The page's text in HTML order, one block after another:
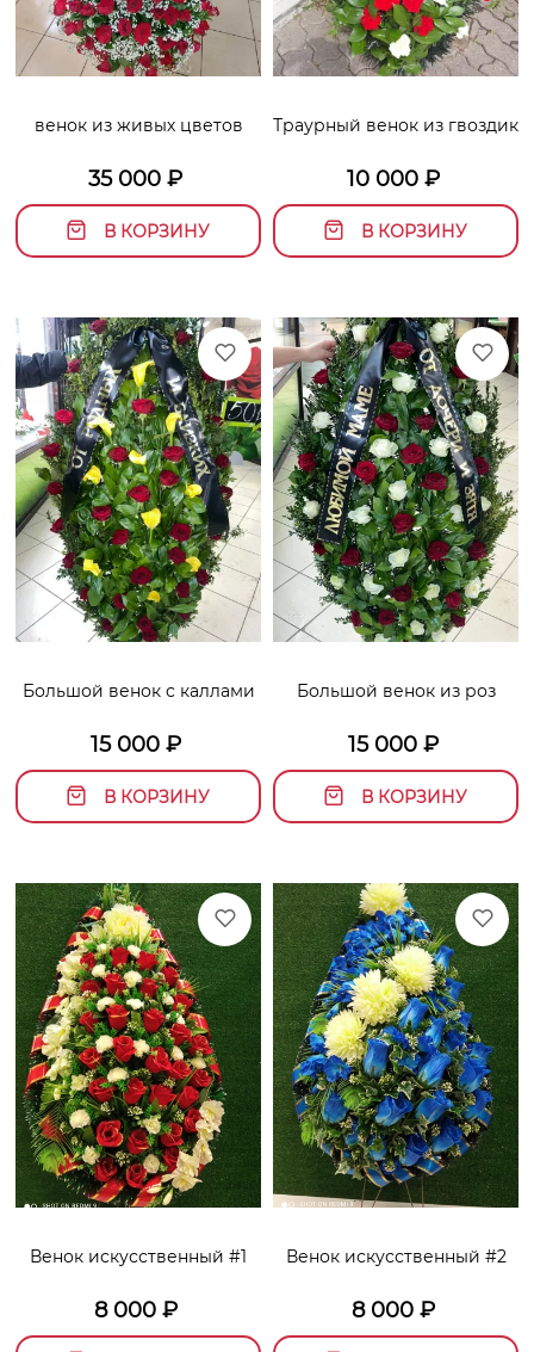
венок из живых цветов
35 000 ₽
В КОРЗИНУ
Траурный венок из гвоздик
10 000₽
В КОРЗИНУ
Большой венок с каллами
15 000₽
В КОРЗИНУ
Большой венок из роз
15 000₽
В КОРЗИНУ
Венок искусственный #1
8 000₽
Венок искусственный #2
8 000₽